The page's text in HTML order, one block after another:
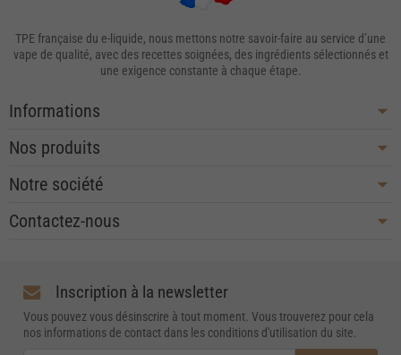
TPE française du e-liquide, nous mettons notre savoir-faire au service d’une
vape de qualité, avec des recettes soignées, des ingrédients sélectionnés et
une exigence constante à chaque étape.
Informations
Nos produits
Notre société
Contactez-nous
Inscription à la newsletter
Vous pouvez vous désinscrire à tout moment. Vous trouverez pour cela
nos informations de contact dans les conditions d'utilisation du site.